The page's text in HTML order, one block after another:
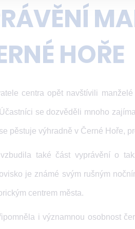
HOŘE
centra opět navštívili
se dozvěděli mnoho
pěstuje výhradně v Černé Hoře,
také část vyprávění o
je známé svým rušným
centrem města.
i významnou osobnost